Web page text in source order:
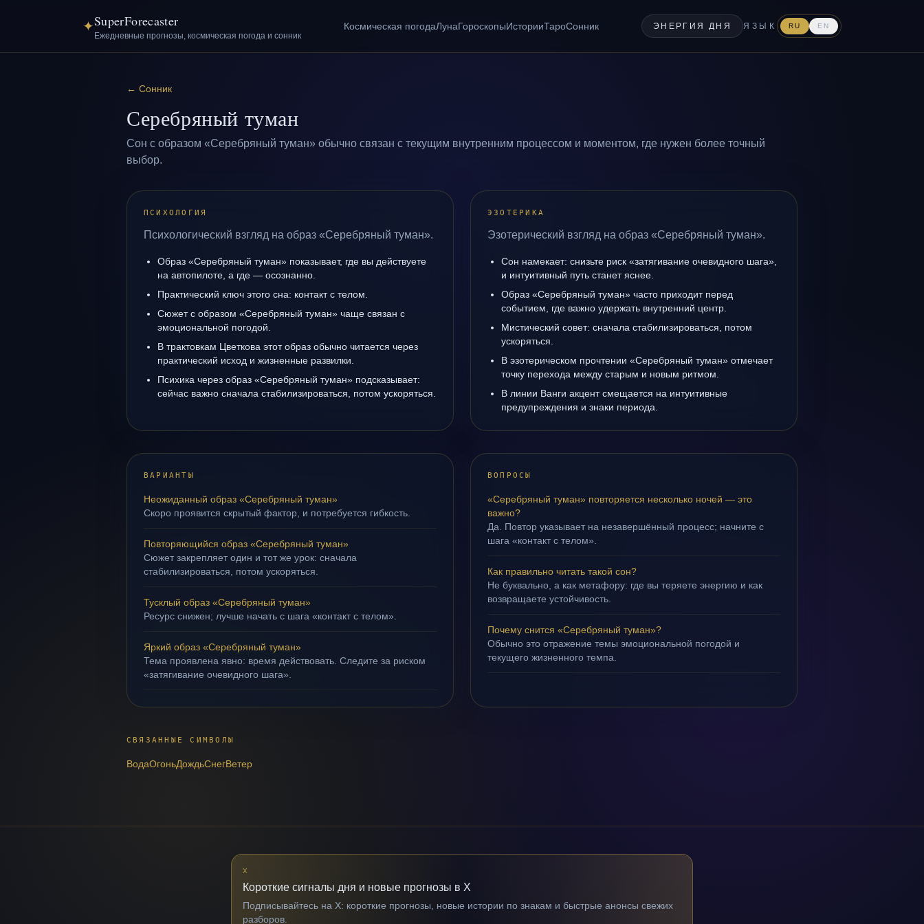
✦SuperForecaster
Ежедневные прогнозы, космическая погода и сонник
Космическая погодаЛунаГороскопыИсторииТароСонник ЭНЕРГИЯ ДНЯ ЯЗЫК RU EN
← Сонник
Серебряный туман
Сон с образом «Серебряный туман» обычно связан с текущим внутренним процессом и моментом, где нужен более точный
выбор.
ПСИХОЛОГИЯ
Психологический взгляд на образ «Серебряный туман».
Образ «Серебряный туман» показывает, где вы действуете
на автопилоте, а где — осознанно.
Практический ключ этого сна: контакт с телом.
Сюжет с образом «Серебряный туман» чаще связан с
эмоциональной погодой.
В трактовкам Цветкова этот образ обычно читается через
практический исход и жизненные развилки.
Психика через образ «Серебряный туман» подсказывает:
сейчас важно сначала стабилизироваться, потом ускоряться.
ЭЗОТЕРИКА
Эзотерический взгляд на образ «Серебряный туман».
Сон намекает: снизьте риск «затягивание очевидного шага»,
и интуитивный путь станет яснее.
Образ «Серебряный туман» часто приходит перед
событием, где важно удержать внутренний центр.
Мистический совет: сначала стабилизироваться, потом
ускоряться.
В эзотерическом прочтении «Серебряный туман» отмечает
точку перехода между старым и новым ритмом.
В линии Ванги акцент смещается на интуитивные
предупреждения и знаки периода.
ВАРИАНТЫ
Неожиданный образ «Серебряный туман»
Скоро проявится скрытый фактор, и потребуется гибкость.
Повторяющийся образ «Серебряный туман»
Сюжет закрепляет один и тот же урок: сначала
стабилизироваться, потом ускоряться.
Тусклый образ «Серебряный туман»
Ресурс снижен; лучше начать с шага «контакт с телом».
Яркий образ «Серебряный туман»
Тема проявлена явно: время действовать. Следите за риском
«затягивание очевидного шага».
ВОПРОСЫ
«Серебряный туман» повторяется несколько ночей — это
важно?
Да. Повтор указывает на незавершённый процесс; начните с
шага «контакт с телом».
Как правильно читать такой сон?
Не буквально, а как метафору: где вы теряете энергию и как
возвращаете устойчивость.
Почему снится «Серебряный туман»?
Обычно это отражение темы эмоциональной погодой и
текущего жизненного темпа.
СВЯЗАННЫЕ СИМВОЛЫ
ВодаОгоньДождьСнегВетер
X
Короткие сигналы дня и новые прогнозы в X
Подписывайтесь на X: короткие прогнозы, новые истории по знакам и быстрые анонсы свежих
разборов.